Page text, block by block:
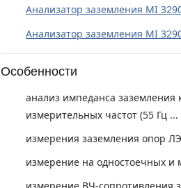
Анализатор заземления MI
Анализатор заземления MI
Особенности
анализ импеданса заземления
измерительных частот (55 Гц ...
измерения заземления опор
измерение на одностоечных и